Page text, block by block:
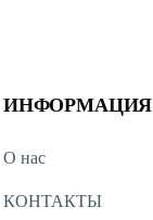
ИНФОРМАЦИЯ
О нас
КОНТАКТЫ